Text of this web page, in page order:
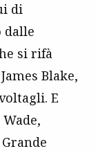
di
dalle
si rifà
Blake,
E